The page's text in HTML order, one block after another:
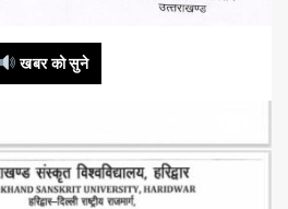
खबर को सुने